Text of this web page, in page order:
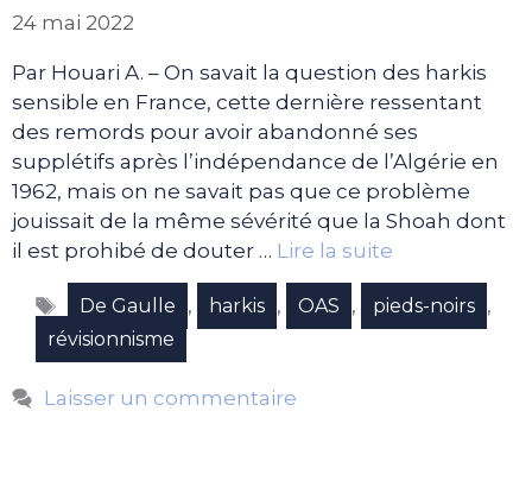
24 mai 2022
Par Houari A. – On savait la question des harkis
sensible en France, cette dernière ressentant
des remords pour avoir abandonné ses
supplétifs après l’indépendance de l’Algérie en
1962, mais on ne savait pas que ce problème
jouissait de la même sévérité que la Shoah dont
il est prohibé de douter … Lire la suite
Étiquettes
De Gaulle , harkis , OAS , pieds-noirs ,
révisionnisme
Laisser un commentaire